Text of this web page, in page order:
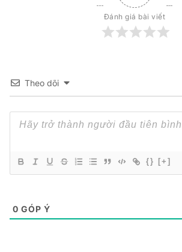
Đánh giá bài viết
Theo dõi
{} [+]
0 GÓP Ý